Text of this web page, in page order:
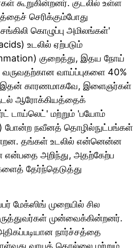
கூறுகின்றனர். குடலில் உள்ள
செரிக்கும்போது
கொழுப்பு அமிலங்கள்'
உடலில் ஏற்படும்
குறைத்து, இதய நோய்
வாய்ப்புகளை 40%
இதன் காரணமாகவே, இளைஞர்கள்
ஆரோக்கியத்தைக்
டாய்லெட்' மற்றும் 'பயோம்
போன்ற நவீனத் தொழில்நுட்பங்கள்
தங்கள் உடலில் என்னென்ன
என்பதை அறிந்து, அதற்கேற்ப
தேர்ந்தெடுத்து
மேக்ஸிங் முறையில் சில
முன்வைக்கின்றனர்.
நார்ச்சத்தை
வாயுத் தொல்லை மற்றும்